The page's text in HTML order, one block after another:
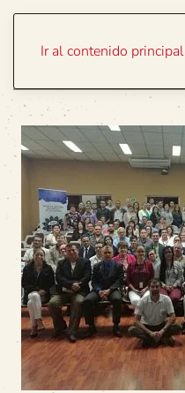
Ir al contenido principal